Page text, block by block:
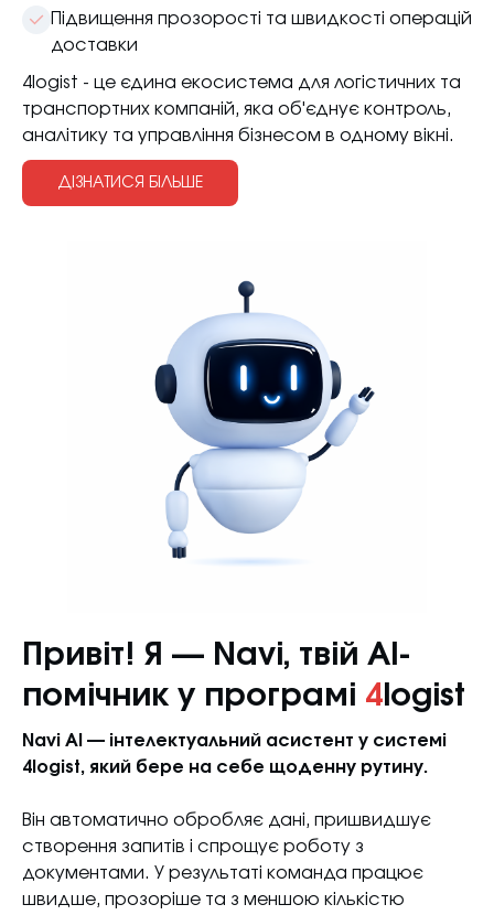
Підвищення прозорості та швидкості операцій
доставки
4logist - це єдина екосистема для логістичних та
транспортних компаній, яка об'єднує контроль,
аналітику та управління бізнесом в одному вікні.
ДІЗНАТИСЯ БІЛЬШЕ
Привіт! Я — Navi, твій AI-
помічник у програмі 4 logist
Navi AI — інтелектуальний асистент у системі
4logist, який бере на себе щоденну рутину.
Він автоматично обробляє дані, пришвидшує
створення запитів і спрощує роботу з
документами. У результаті команда працює
швидше, прозоріше та з меншою кількістю